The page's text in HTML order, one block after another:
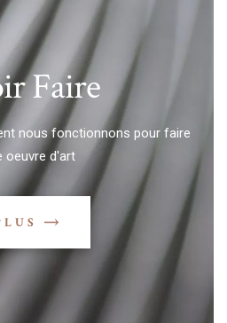
Faire
nous fonctionnons pour faire
oeuvre d'art